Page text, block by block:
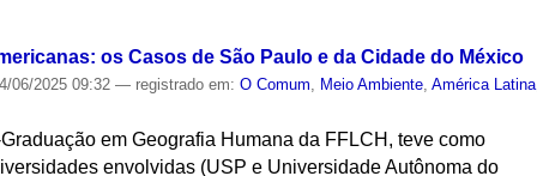
os Casos de São Paulo e da Cidade do México
06/2025 09:32— registrado em:O Comum Meio Ambiente ,América Latina
em Geografia Humana da FFLCH, teve como
envolvidas (USP e Universidade Autônoma do